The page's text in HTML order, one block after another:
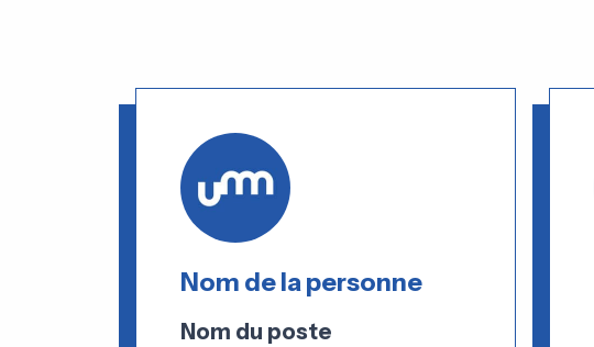
Nom de la personne
Nom du poste